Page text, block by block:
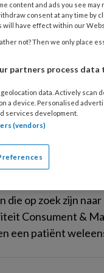
2019 ACTUEEL
huisarts? |
was het weer
Moeten die nog
2019 ACTUEEL
die op zoek zijn
Consument &
een patiënt
content and ads you see
consent at any time by
will have effect within our
not? Then we only place
partners process data
data. Actively scan
a device. Personalised
services development.
(vendors)